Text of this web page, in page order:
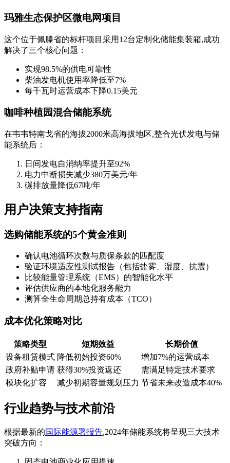
玛雅生态保护区微电网项目
这个位于佩滕省的标杆项目采用12台定制化储能集装箱,成功
解决了三个核心问题：
实现98.5%的供电可靠性
柴油发电机使用率降低至7%
每千瓦时运营成本下降0.15美元
咖啡种植园混合储能系统
在韦韦特南戈省的海拔2000米高海拔地区,整合光伏发电与储
能系统后：
日间发电自消纳率提升至92%
电力中断损失减少380万美元/年
碳排放量降低67吨/年
用户决策支持指南
选购储能系统的5个黄金准则
确认电池循环次数与质保条款的匹配度
验证环境适应性测试报告（包括盐雾、湿度、抗震）
比较能量管理系统（EMS）的智能化水平
评估供应商的本地化服务能力
测算全生命周期总持有成本（TCO）
成本优化策略对比
策略类型 短期效益
长期价值
设备租赁模式 降低初始投资60%
增加7%的运营成本
政府补贴申请 获得30%投资返还
需满足特定技术要求
模块化扩容
减少初期容量规划压力 节省未来改造成本40%
行业趋势与技术前沿
根据最新的国际能源署报告,2024年储能系统将呈现三大技术
突破方向：